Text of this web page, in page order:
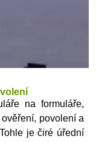
na formuláře,
povolení a
je čiré úřední